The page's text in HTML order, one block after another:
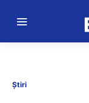
Știri